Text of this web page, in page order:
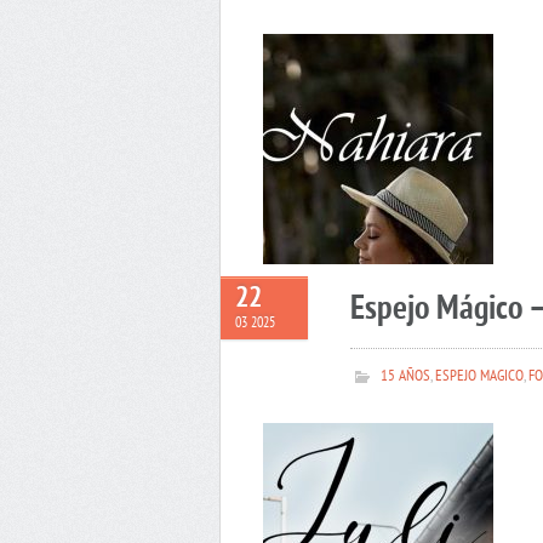
22
03 2025 Espejo Mágico
15 AÑOS,ESPEJO MAGICO,